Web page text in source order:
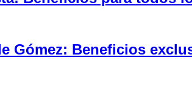
Gómez: Beneficios